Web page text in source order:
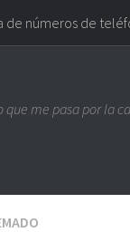
de números de
me pasa por la